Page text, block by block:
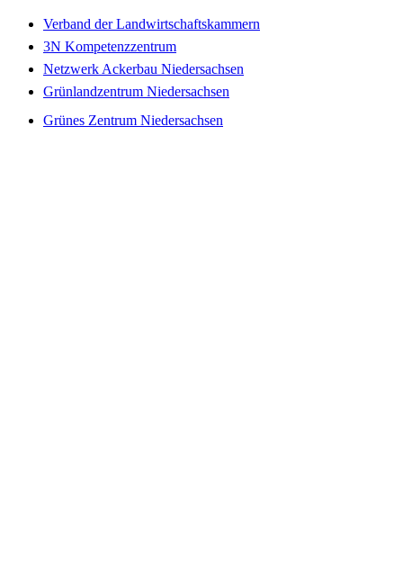
Verband der Landwirtschaftskammern
3N Kompetenzzentrum
Netzwerk Ackerbau Niedersachsen
Grünlandzentrum Niedersachsen
Grünes Zentrum Niedersachsen